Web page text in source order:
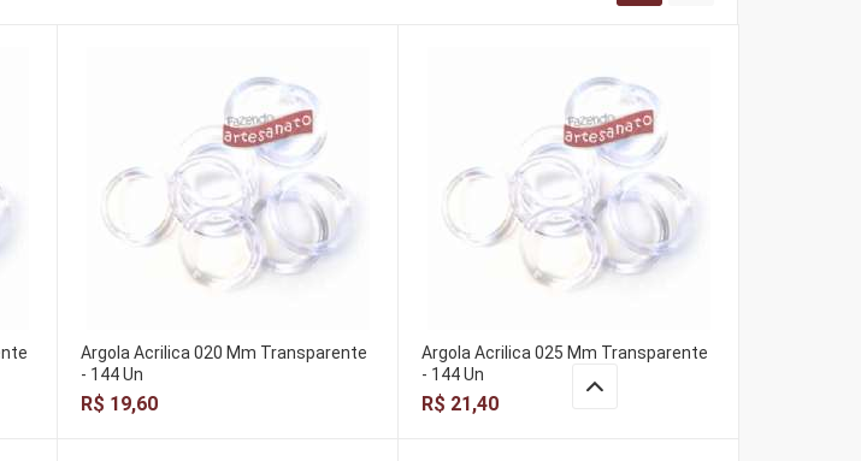
Argola Acrilica 020 Mm Transparente
- 144 Un
R$ 19,60
Argola Acrilica 025 Mm Transparente
- 144 Un
R$ 21,40